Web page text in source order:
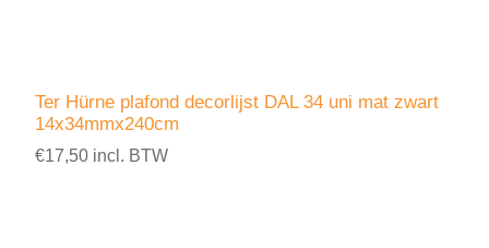
Ter Hürne plafond decorlijst DAL 34 uni mat zwart
14x34mmx240cm
€17,50 incl. BTW